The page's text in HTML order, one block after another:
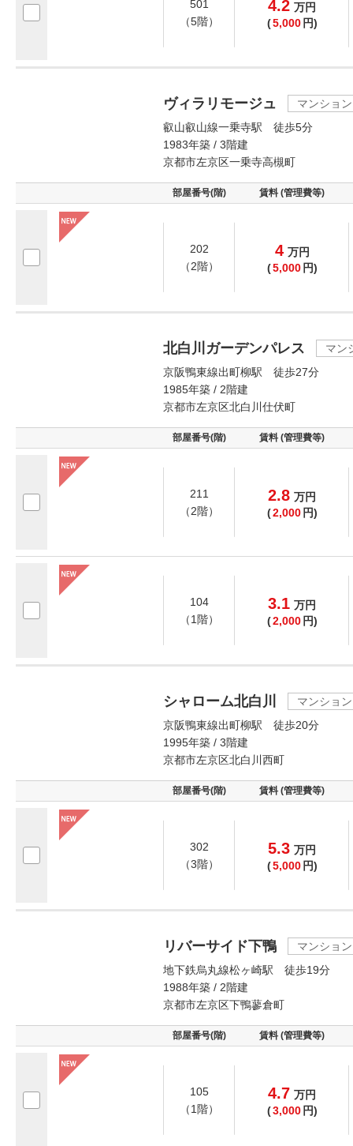
501
（5階）
4.2 万円
(5,000 円)
ヴィラリモージュ
マンション
叡山叡山線一乗寺駅 徒歩5分
1983年築 / 3階建
京都市左京区一乗寺高槻町
部屋番号(階) 賃料 (管理費等)
202
（2階）
4 万円
(5,000 円)
北白川ガーデンパレス
マン
京阪鴨東線出町柳駅 徒歩27分
1985年築 / 2階建
京都市左京区北白川仕伏町
部屋番号(階) 賃料 (管理費等)
211
（2階）
2.8 万円
(2,000 円)
104
（1階）
3.1 万円
(2,000 円)
シャローム北白川
マンション
京阪鴨東線出町柳駅 徒歩20分
1995年築 / 3階建
京都市左京区北白川西町
部屋番号(階) 賃料 (管理費等)
302
（3階）
5.3 万円
(5,000 円)
リバーサイド下鴨
マンション
地下鉄烏丸線松ヶ崎駅 徒歩19分
1988年築 / 2階建
京都市左京区下鴨蓼倉町
部屋番号(階) 賃料 (管理費等)
105
（1階）
4.7 万円
(3,000 円)